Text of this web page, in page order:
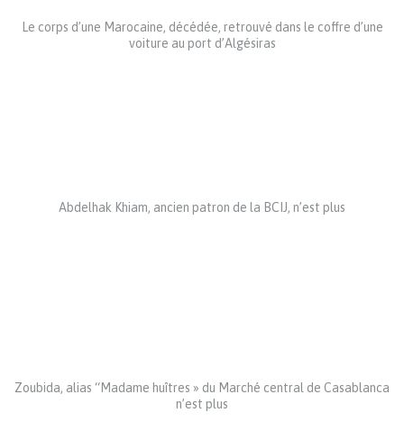
Le corps d’une Marocaine, décédée, retrouvé dans le coffre d’une
voiture au port d’Algésiras
Abdelhak Khiam, ancien patron de la BCIJ, n’est plus
Zoubida, alias “Madame huîtres » du Marché central de Casablanca
n’est plus